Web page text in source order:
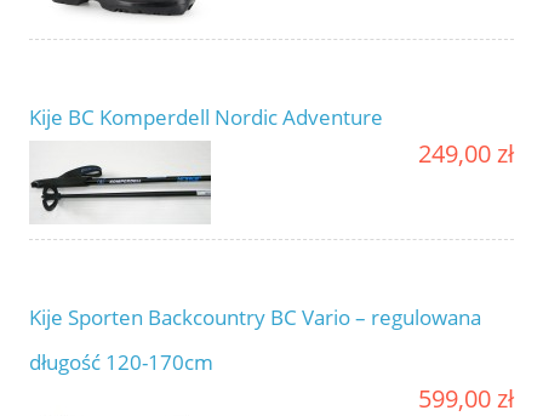
Kije BC Komperdell Nordic Adventure
249,00 zł
Kije Sporten Backcountry BC Vario – regulowana
długość 120-170cm
599,00 zł